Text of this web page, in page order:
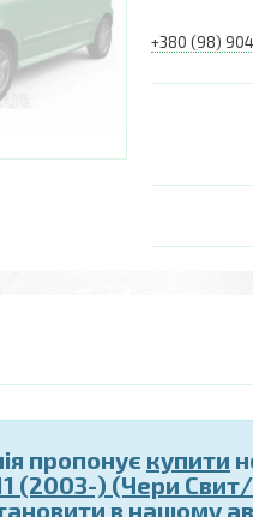
+380 (98)
пропонує купити
(2003-) (Чери
в нашому